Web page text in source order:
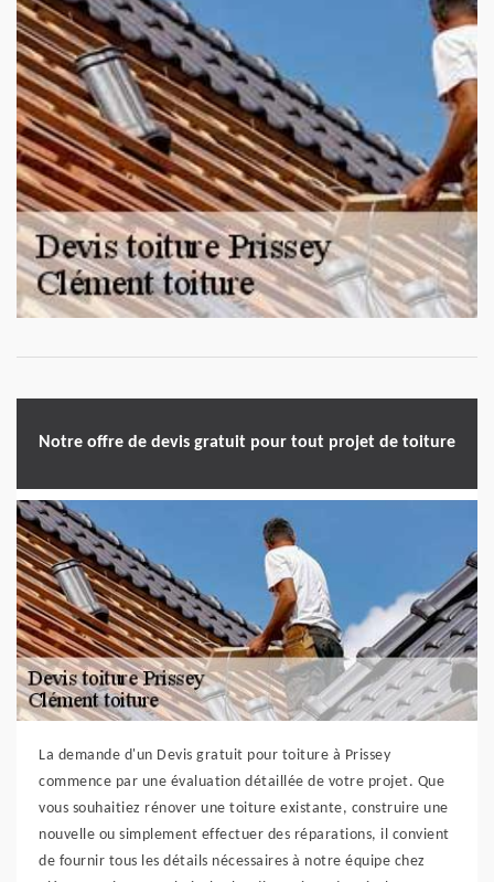
Notre offre de devis gratuit pour tout projet de toiture
La demande d'un Devis gratuit pour toiture à Prissey
commence par une évaluation détaillée de votre projet. Que
vous souhaitiez rénover une toiture existante, construire une
nouvelle ou simplement effectuer des réparations, il convient
de fournir tous les détails nécessaires à notre équipe chez